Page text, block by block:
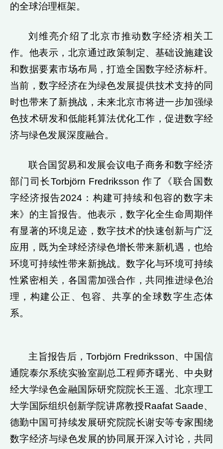
的全球治理框架。
刘维亮介绍了北京市推动数字经济相关工
作。他表示，北京通过政策制定、基础设施建设
和数据要素市场布局，打造全国数字经济标杆。
当前，数字经济在为绿色发展提供技术支持的同
时也带来了新挑战，未来北京市将进一步加强绿
色技术研发和低能耗算法优化工作，促进数字经
济与绿色发展深度融合。
联合国贸易和发展会议电子商务和数字经济
部门司长Torbjörn Fredriksson 作了《联合国数
字经济报告2024：构建可持续和包容的数字未
来》的主旨报告。他表示，数字化全生命周期伴
有显著的环境足迹，数字技术的快速创新与广泛
应用，既为全球经济绿色增长带来新机遇，也给
环境可持续性带来新挑战。数字化与环境可持续
性紧密相关，各国需加强合作，共同推进绿色治
理，构建公正、包容、共享的全球数字生态体
系。
主旨报告后，Torbjörn Fredriksson、中国信
通院泰尔系统实验室副总工程师齐曙光、中央财
经大学绿色金融国际研究院院长王遥、北京理工
大学国际组织创新学院讲席教授Raafat Saade、
德勤中国可持续发展研究院院长谢安等专家围绕
数字经济与绿色发展的协同展开深入讨论，共同